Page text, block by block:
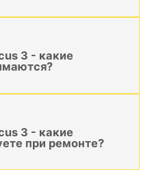
3 - какие
3 - какие
при ремонте?